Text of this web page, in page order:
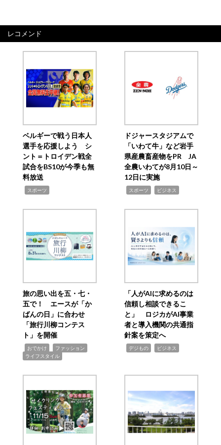
レコメンド
ベルギーで戦う日本人
選手を応援しよう シ
ント＝トロイデン戦全
試合をBS10が今季も無
料放送
スポーツ
ドジャースタジアムで
「いわて牛」など岩手
県産農畜産物をPR JA
全農いわてが8月10日～
12日に実施
スポーツ ビジネス
旅の思い出を五・七・
五で！ エースが「か
ばんの日」に合わせ
「旅行川柳コンテス
ト」を開催
おでかけ ファッション
ライフスタイル
「人がAIに求めるのは
信頼し相談できるこ
と」 ロジカがAI事業
者と導入機関の共通指
針案を策定へ
デジもの ビジネス